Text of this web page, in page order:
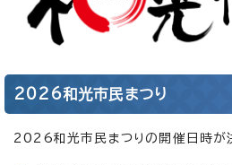
2026和光市民まつり
2026和光市民まつりの開催日時が